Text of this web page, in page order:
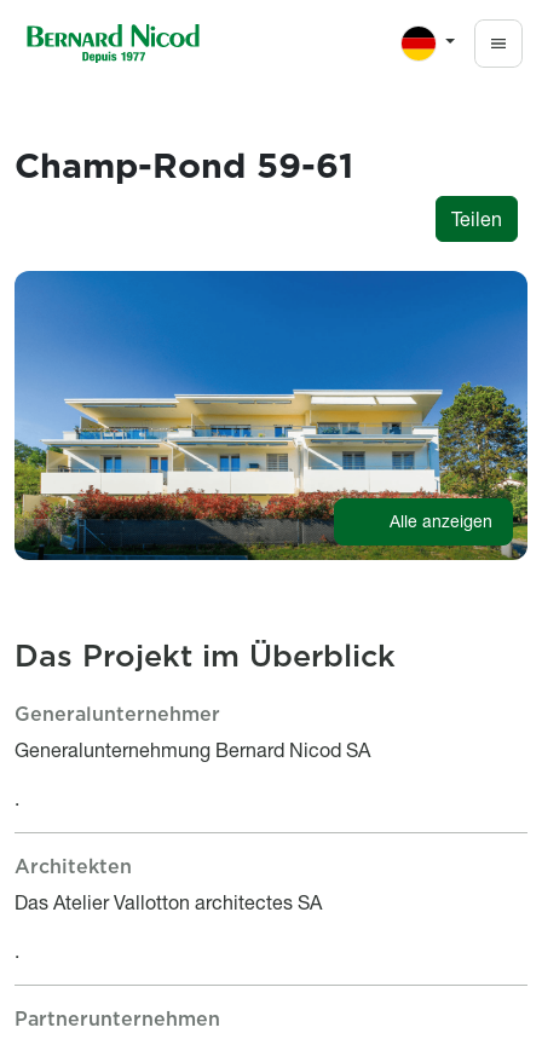
Champ-Rond 59-61
Teilen
Images
Alle anzeigen
Das Projekt im Überblick
Le projet en bref
Titre
Generalunternehmer
Description
Generalunternehmung Bernard Nicod SA
.
Titre
Architekten
Description
Das Atelier Vallotton architectes SA
.
Titre
Partnerunternehmen